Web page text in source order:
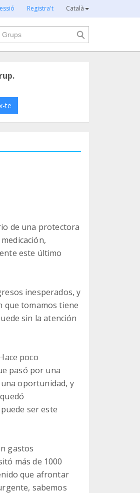
Registra't Català
te
de una protectora
este último
inesperados, y
que tomamos tiene
sin la atención
poco
pasó por una
oportunidad, y
ser este
gastos
más de 1000
que afrontar
sabemos